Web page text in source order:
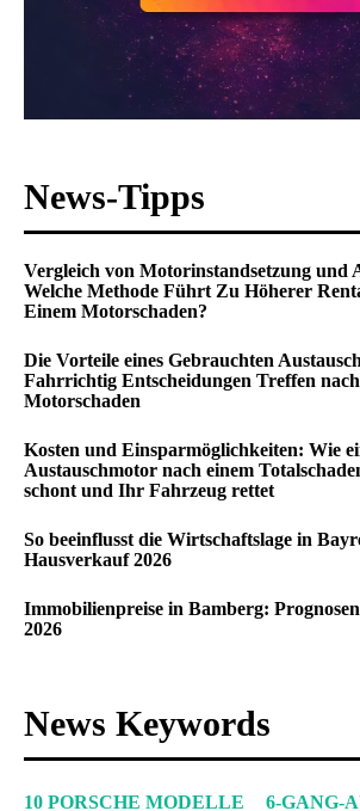
News-Tipps
Vergleich von Motorinstandsetzung und
Welche Methode Führt Zu Höherer
Einem Motorschaden?
Die Vorteile eines Gebrauchten
Fahrrichtig Entscheidungen Treffen
Motorschaden
Kosten und Einsparmöglichkeiten: Wie
Austauschmotor nach einem
schont und Ihr Fahrzeug rettet
So beeinflusst die Wirtschaftslage in
Hausverkauf 2026
Immobilienpreise in Bamberg:
2026
News Keywords
10 PORSCHE MODELLE
6-GANG-